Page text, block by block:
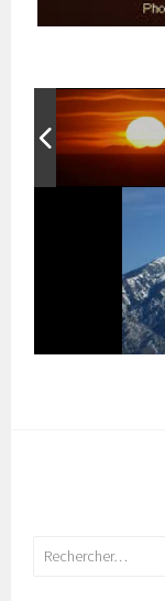
Rechercher :